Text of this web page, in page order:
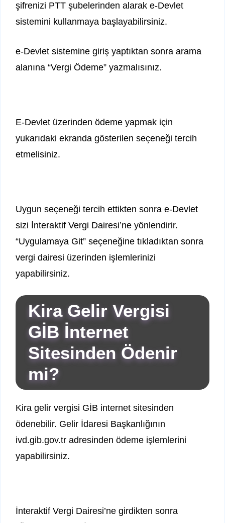
şifrenizi PTT şubelerinden alarak e-Devlet
sistemini kullanmaya başlayabilirsiniz.
e-Devlet sistemine giriş yaptıktan sonra arama
alanına “Vergi Ödeme” yazmalısınız.
E-Devlet üzerinden ödeme yapmak için
yukarıdaki ekranda gösterilen seçeneği tercih
etmelisiniz.
Uygun seçeneği tercih ettikten sonra e-Devlet
sizi İnteraktif Vergi Dairesi’ne yönlendirir.
“Uygulamaya Git” seçeneğine tıkladıktan sonra
vergi dairesi üzerinden işlemlerinizi
yapabilirsiniz.
Kira Gelir Vergisi
GİB İnternet
Sitesinden Ödenir
mi?
Kira gelir vergisi GİB internet sitesinden
ödenebilir. Gelir İdaresi Başkanlığının
ivd.gib.gov.tr adresinden ödeme işlemlerini
yapabilirsiniz.
İnteraktif Vergi Dairesi’ne girdikten sonra